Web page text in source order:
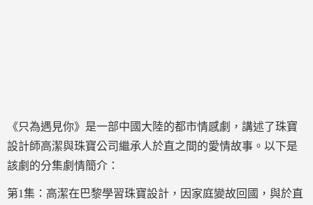
《只為遇見你》是一部中國大陸的都市情感劇，講述了珠寶
設計師高潔與珠寶公司繼承人於直之間的愛情故事。以下是
該劇的分集劇情簡介：
第1集：高潔在巴黎學習珠寶設計，因家庭變故回國，與於直